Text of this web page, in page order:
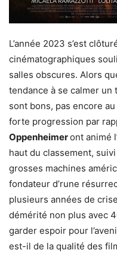
L’année 2023 s’est
cinématographiques
salles obscures. Alors
tendance à se calmer
sont bons, pas encore
forte progression par
Oppenheimeront animé
haut du classement,
grosses machines
fondateur d’rune
plusieurs années de
démérité non plus avec
garder espoir pour
est-il de la qualité des